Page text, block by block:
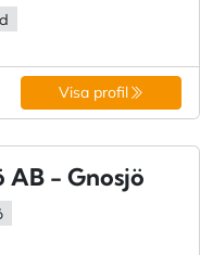
Visa profil
AB - Gnosjö